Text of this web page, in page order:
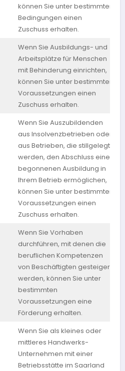
können Sie unter bestimmten
Bedingungen einen
Zuschuss erhalten.
Wenn Sie Ausbildungs- und
Arbeitsplätze für Menschen
mit Behinderung einrichten,
können Sie unter bestimmten
Voraussetzungen einen
Zuschuss erhalten.
Wenn Sie Auszubildenden
aus Insolvenzbetrieben oder
aus Betrieben, die stillgelegt
werden, den Abschluss einer
begonnenen Ausbildung in
Ihrem Betrieb ermöglichen,
können Sie unter bestimmten
Voraussetzungen einen
Zuschuss erhalten.
Wenn Sie Vorhaben
durchführen, mit denen die
beruflichen Kompetenzen
von Beschäftigten gesteigert
werden, können Sie unter
bestimmten
Voraussetzungen eine
Förderung erhalten.
Wenn Sie als kleines oder
mittleres Handwerks-
Unternehmen mit einer
Betriebsstätte im Saarland